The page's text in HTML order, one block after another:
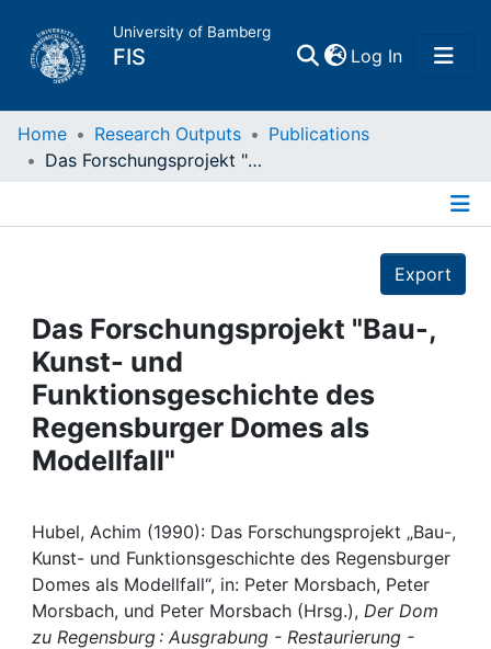
University of Bamberg
FIS Log In(current)
Home
Projects
People
Institutions
My FIS
Help
Home Research Outputs
Publications
Das Forschungsprojekt "Bau-, Kunst- und Funktionsgeschichte des Regensburger Domes als Modellfall"
Export
Das Forschungsprojekt "Bau-,
Kunst- und
Funktionsgeschichte des
Regensburger Domes als
Modellfall"
Hubel, Achim (1990): Das Forschungsprojekt „Bau-,
Kunst- und Funktionsgeschichte des Regensburger
Domes als Modellfall“, in: Peter Morsbach, Peter
Morsbach, und Peter Morsbach (Hrsg.), Der Dom
zu Regensburg : Ausgrabung - Restaurierung -